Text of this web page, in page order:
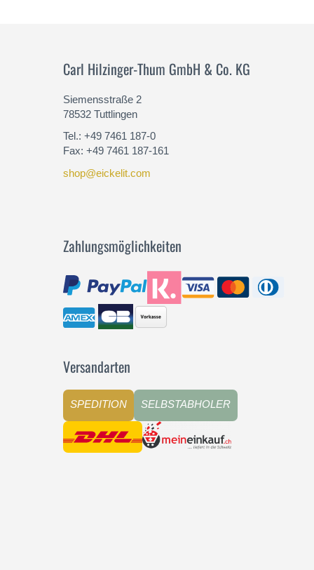
Carl Hilzinger-Thum GmbH & Co. KG
Siemensstraße 2
78532 Tuttlingen
Tel.: +49 7461 187-0
Fax: +49 7461 187-161
shop@eickelit.com
Zahlungsmöglichkeiten
Versandarten
SPEDITION SELBSTABHOLER